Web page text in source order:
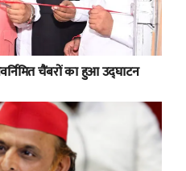
चैंबरों का हुआ उद्घाटन